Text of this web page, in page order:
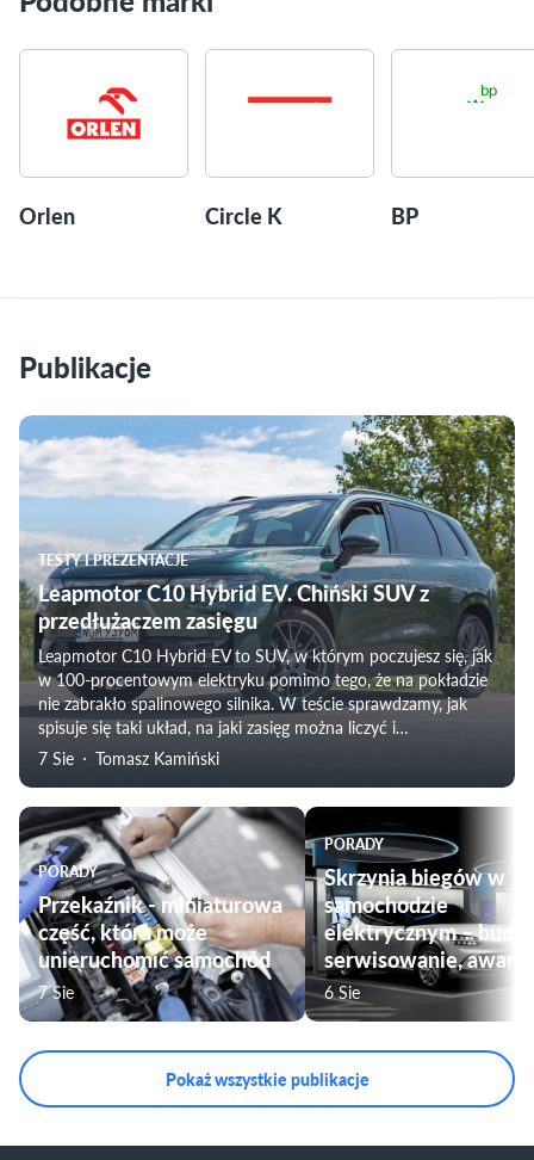
Orlen Circle K BP
Publikacje
TESTY I PREZENTACJE
Leapmotor C10 Hybrid EV. Chiński SUV z
przedłużaczem zasięgu
Leapmotor C10 Hybrid EV to SUV, w którym poczujesz się, jak
w 100-procentowym elektryku pomimo tego, że na pokładzie
nie zabrakło spalinowego silnika. W teście sprawdzamy, jak
spisuje się taki układ, na jaki zasięg można liczyć i
weryfikujemy subiektywne odczucia towarzyszące
rodziny.
7 Sie Tomasz Kamiński
PORADY
Przekaźnik - miniaturowa
część, która może
unieruchomić samochód
7 Sie
PORADY
Skrzynia biegów w
samochodzie
elektrycznym –
serwisowanie, awarie
6 Sie
Pokaż wszystkie publikacje